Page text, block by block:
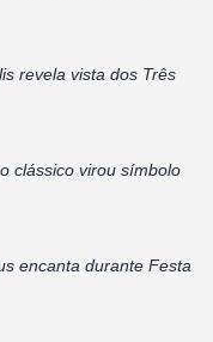
revela vista dos Três
clássico virou símbolo
encanta durante Festa